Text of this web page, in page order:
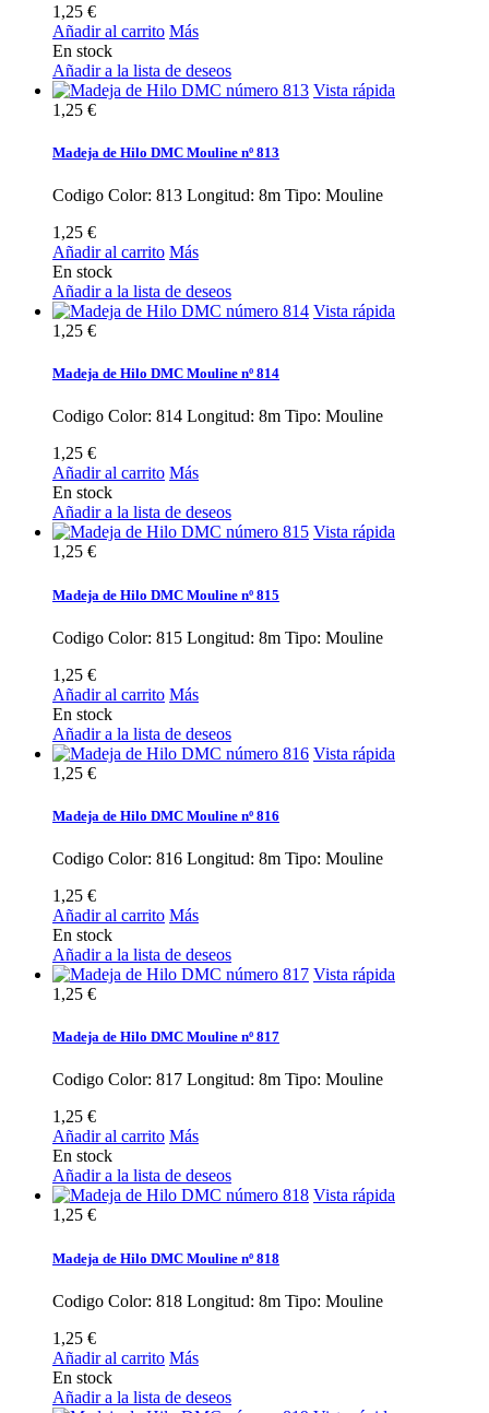
1,25 €
Añadir al carrito Más
En stock
Añadir a la lista de deseos
Vista rápida
1,25 €
Madeja de Hilo DMC Mouline nº 813
Codigo Color: 813 Longitud: 8m Tipo: Mouline
1,25 €
Añadir al carrito Más
En stock
Añadir a la lista de deseos
Vista rápida
1,25 €
Madeja de Hilo DMC Mouline nº 814
Codigo Color: 814 Longitud: 8m Tipo: Mouline
1,25 €
Añadir al carrito Más
En stock
Añadir a la lista de deseos
Vista rápida
1,25 €
Madeja de Hilo DMC Mouline nº 815
Codigo Color: 815 Longitud: 8m Tipo: Mouline
1,25 €
Añadir al carrito Más
En stock
Añadir a la lista de deseos
Vista rápida
1,25 €
Madeja de Hilo DMC Mouline nº 816
Codigo Color: 816 Longitud: 8m Tipo: Mouline
1,25 €
Añadir al carrito Más
En stock
Añadir a la lista de deseos
Vista rápida
1,25 €
Madeja de Hilo DMC Mouline nº 817
Codigo Color: 817 Longitud: 8m Tipo: Mouline
1,25 €
Añadir al carrito Más
En stock
Añadir a la lista de deseos
Vista rápida
1,25 €
Madeja de Hilo DMC Mouline nº 818
Codigo Color: 818 Longitud: 8m Tipo: Mouline
1,25 €
Añadir al carrito Más
En stock
Añadir a la lista de deseos